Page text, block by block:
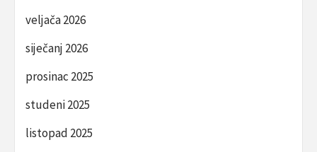
veljača 2026
siječanj 2026
prosinac 2025
studeni 2025
listopad 2025